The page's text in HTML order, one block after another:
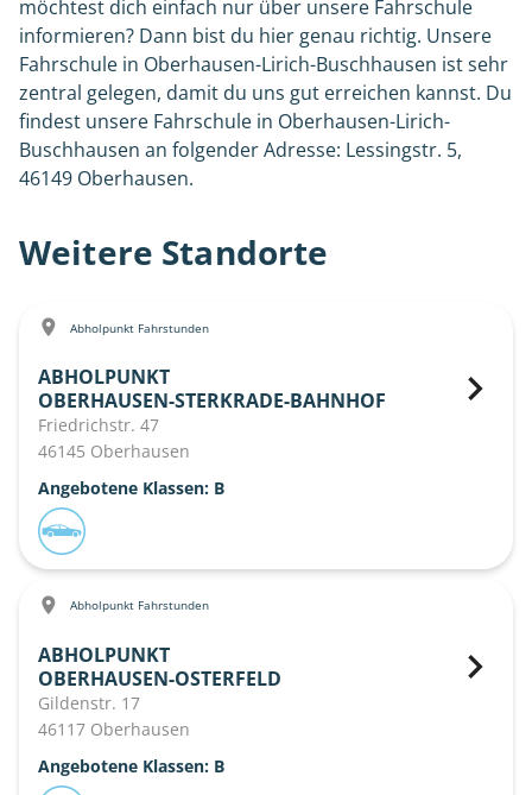
möchtest dich einfach nur über unsere Fahrschule
informieren? Dann bist du hier genau richtig. Unsere
Fahrschule in Oberhausen-Lirich-Buschhausen ist sehr
zentral gelegen, damit du uns gut erreichen kannst. Du
findest unsere Fahrschule in Oberhausen-Lirich-
Buschhausen an folgender Adresse: Lessingstr. 5,
46149 Oberhausen.
Weitere Standorte
Abholpunkt Fahrstunden
ABHOLPUNKT
OBERHAUSEN-STERKRADE-BAHNHOF
Friedrichstr. 47
46145 Oberhausen
Angebotene Klassen: B
Abholpunkt Fahrstunden
ABHOLPUNKT
OBERHAUSEN-OSTERFELD
Gildenstr. 17
46117 Oberhausen
Angebotene Klassen: B